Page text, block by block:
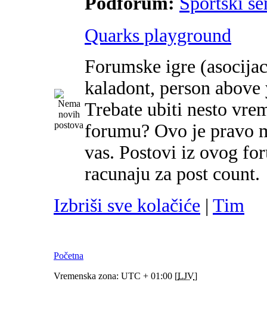
Quarks playground
Forumske igre
kaladont, person
Trebate ubiti nesto
forumu? Ovo je pravo
vas. Postovi iz ovog
racunaju za post count.
Izbriši sve kolačiće | Tim
Početna
Vremenska zona: UTC + 01:00 [LJV]